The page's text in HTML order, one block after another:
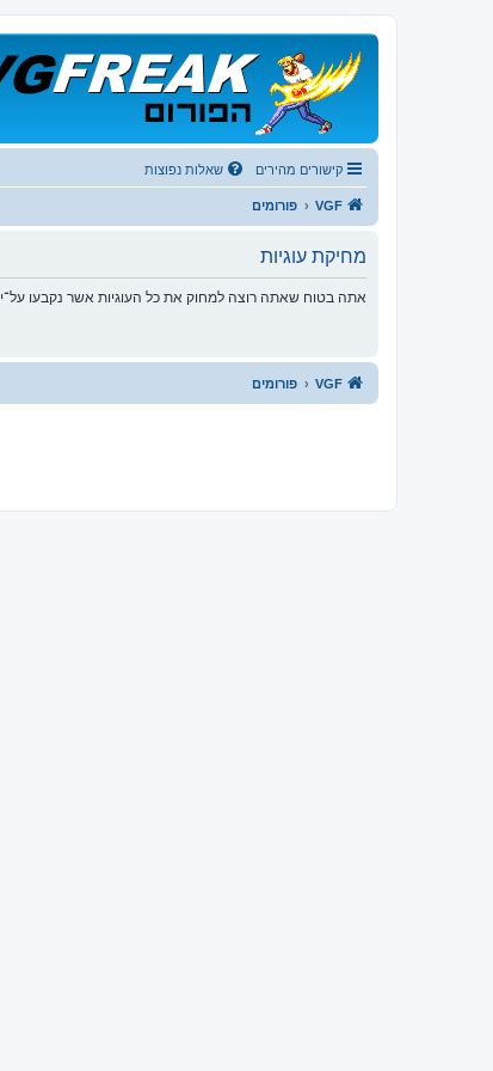
קישורים מהירים שאלות נפוצות
VGF פורומים
מחיקת עוגיות
אתה בטוח שאתה רוצה למחוק את כל העוגיות אשר נקבעו
VGF פורומים